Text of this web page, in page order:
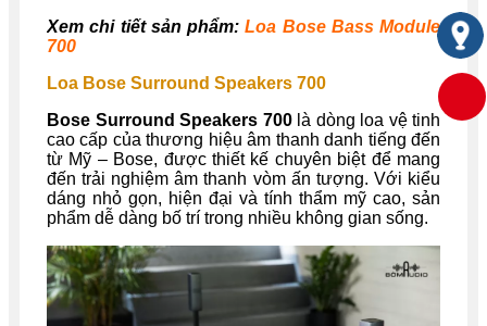
Xem chi tiết sản phẩm:Loa Bose Bass Module
700
Loa Bose Surround Speakers 700
Bose Surround Speakers 700là dòng loa vệ tinh
cao cấp của thương hiệu âm thanh danh tiếng đến
từ Mỹ – Bose, được thiết kế chuyên biệt để mang
đến trải nghiệm âm thanh vòm ấn tượng. Với kiểu
dáng nhỏ gọn, hiện đại và tính thẩm mỹ cao, sản
phẩm dễ dàng bố trí trong nhiều không gian sống.